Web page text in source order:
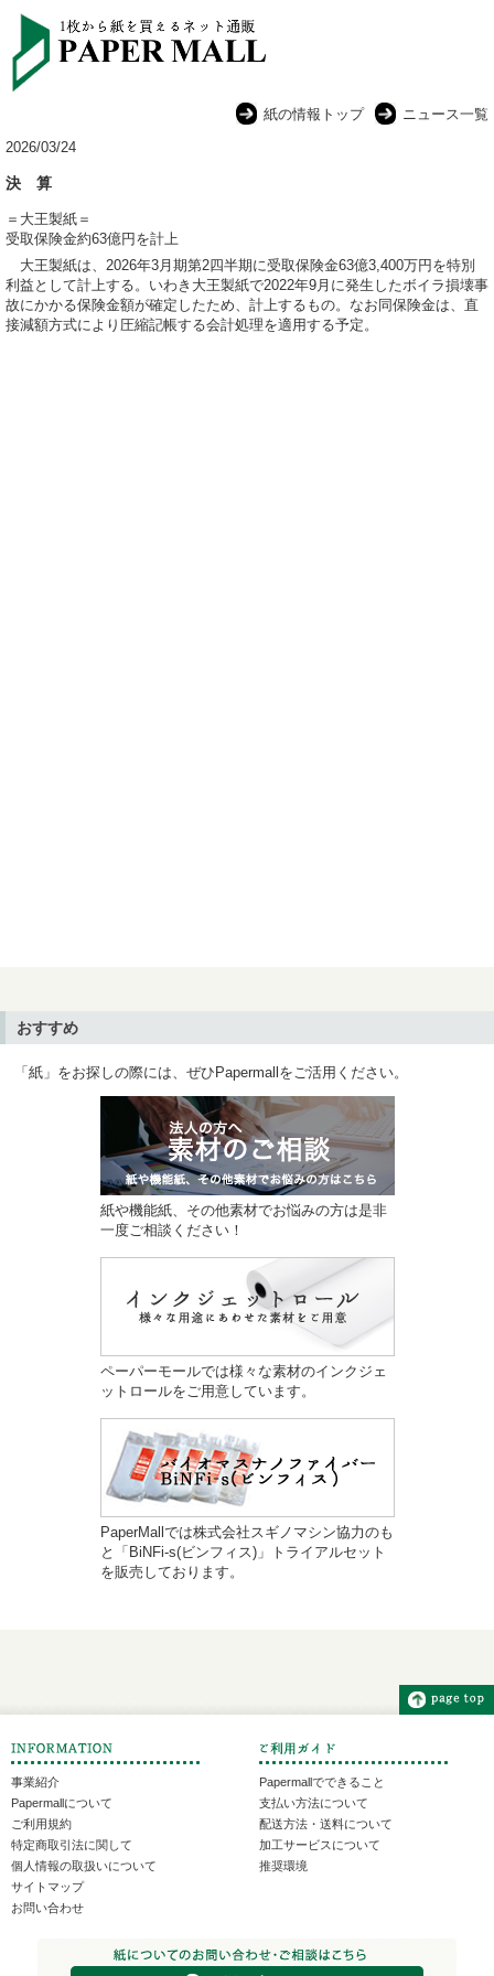
紙の情報トップ
ニュース一覧
2026/03/24
決 算
＝大王製紙＝
受取保険金約63億円を計上
大王製紙は、2026年3月期第2四半期に受取保険金63億3,400万円を特別
利益として計上する。いわき大王製紙で2022年9月に発生したボイラ損壊事
故にかかる保険金額が確定したため、計上するもの。なお同保険金は、直
接減額方式により圧縮記帳する会計処理を適用する予定。
おすすめ
「紙」をお探しの際には、ぜひPapermallをご活用ください。
紙や機能紙、その他素材でお悩みの方は是非
一度ご相談ください！
ペーパーモールでは様々な素材のインクジェ
ットロールをご用意しています。
PaperMallでは株式会社スギノマシン協力のも
と「BiNFi-s(ビンフィス)」トライアルセット
を販売しております。
事業紹介
Papermallについて
ご利用規約
特定商取引法に関して
個人情報の取扱いについて
サイトマップ
お問い合わせ
Papermallでできること
支払い方法について
配送方法・送料について
加工サービスについて
推奨環境